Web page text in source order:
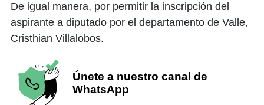
De igual manera, por permitir la inscripción del
aspirante a diputado por el departamento de Valle,
Cristhian Villalobos.
Únete a nuestro canal de
WhatsApp